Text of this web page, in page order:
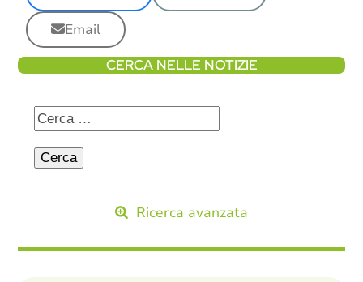
Email
CERCA NELLE NOTIZIE
Ricerca avanzata